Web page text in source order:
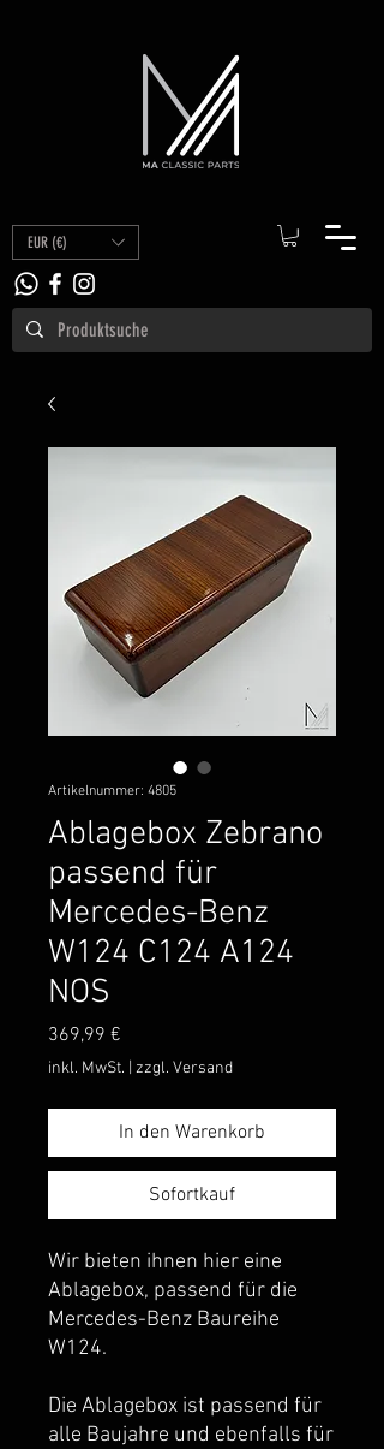
EUR (€)
Artikelnummer: 4805
Ablagebox Zebrano
passend für
Mercedes-Benz
W124 C124 A124
NOS
369,99 €
inkl. MwSt. zzgl. Versand
In den Warenkorb
Sofortkauf
Wir bieten ihnen hier eine
Ablagebox, passend für die
Mercedes-Benz Baureihe
W124.
Die Ablagebox ist passend für
alle Baujahre und ebenfalls für